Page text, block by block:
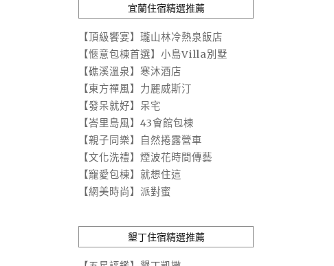
宜蘭住宿精選推薦
【頂級饗宴】瓏山林冷熱泉飯店
【愜意包棟首選】小島Villa別墅
【礁溪溫泉】寒沐酒店
【東方禪風】力麗威斯汀
【發呆就好】呆宅
【峇里島風】43會館包棟
【親子同樂】自然捲露營車
【文化洗禮】煙波花時間傳藝
【寵愛包棟】就想住這
【網美時尚】派對蜜
墾丁住宿精選推薦